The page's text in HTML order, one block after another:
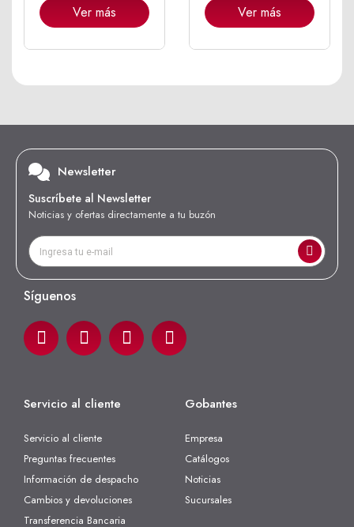
Ver más Ver más
Newsletter
Suscríbete al Newsletter
Noticias y ofertas directamente a tu buzón
Síguenos
Servicio al cliente
Servicio al cliente
Preguntas frecuentes
Información de despacho
Cambios y devoluciones
Transferencia Bancaria
Gobantes
Empresa
Catálogos
Noticias
Sucursales